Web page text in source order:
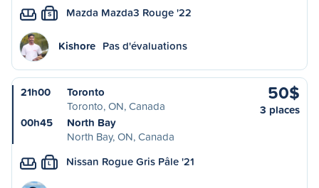
S Mazda Mazda3 Rouge '22
Kishore Pas d'évaluations
21h00
Toronto
Toronto, ON, Canada
00h45
North Bay
North Bay, ON, Canada
50$
3 places
L Nissan Rogue Gris Pâle '21